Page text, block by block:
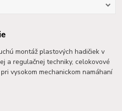
montáž plastových hadičiek v
a regulačnej techniky, celokovové
vysokom mechanickom namáhaní